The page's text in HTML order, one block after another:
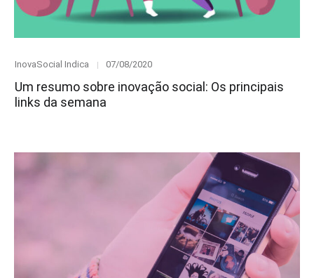
Category
InovaSocial Indica
Posted
07/08/2020
Um resumo sobre inovação social: Os principais
links da semana